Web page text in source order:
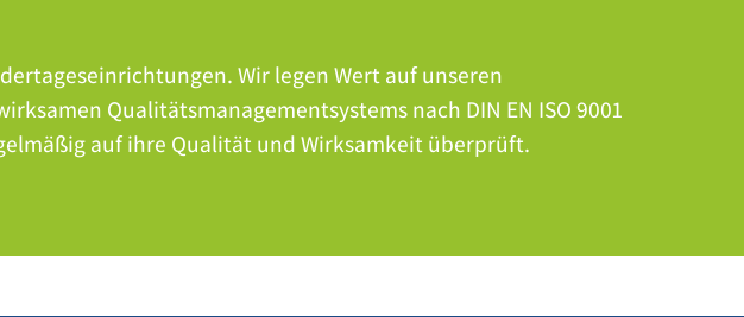
Wir legen Wert auf unseren
Qualitätsmanagementsystems nach DIN EN ISO 9001
auf ihre Qualität und Wirksamkeit überprüft.